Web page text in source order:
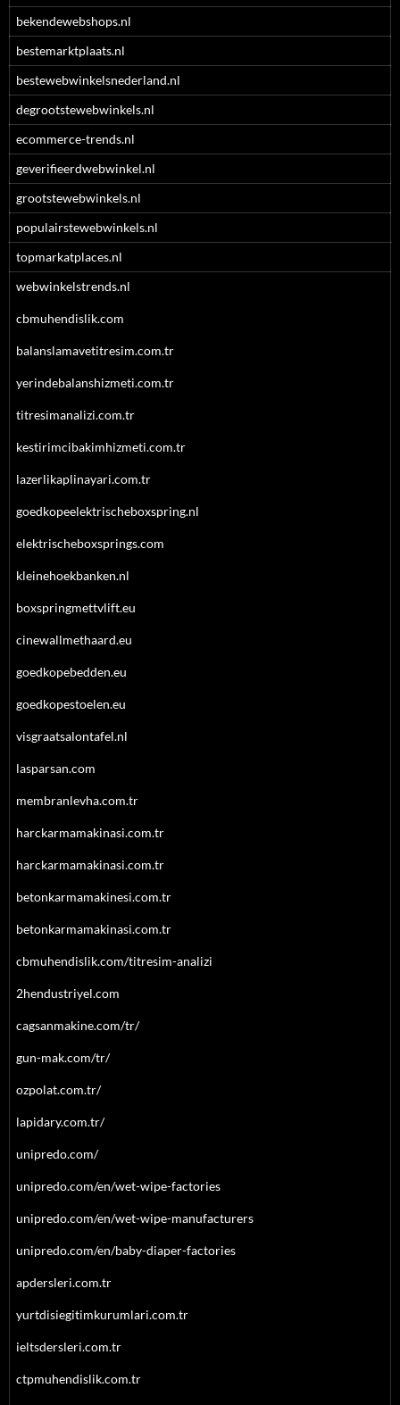
bekendewebshops.nl
bestemarktplaats.nl
bestewebwinkelsnederland.nl
degrootstewebwinkels.nl
ecommerce-trends.nl
geverifieerdwebwinkel.nl
grootstewebwinkels.nl
populairstewebwinkels.nl
topmarkatplaces.nl
webwinkelstrends.nl
cbmuhendislik.com
balanslamavetitresim.com.tr
yerindebalanshizmeti.com.tr
titresimanalizi.com.tr
kestirimcibakimhizmeti.com.tr
lazerlikaplinayari.com.tr
goedkopeelektrischeboxspring.nl
elektrischeboxsprings.com
kleinehoekbanken.nl
boxspringmettvlift.eu
cinewallmethaard.eu
goedkopebedden.eu
goedkopestoelen.eu
visgraatsalontafel.nl
lasparsan.com
membranlevha.com.tr
harckarmamakinasi.com.tr
harckarmamakinasi.com.tr
betonkarmamakinesi.com.tr
betonkarmamakinasi.com.tr
cbmuhendislik.com/titresim-analizi
2hendustriyel.com
cagsanmakine.com/tr/
gun-mak.com/tr/
ozpolat.com.tr/
lapidary.com.tr/
unipredo.com/
unipredo.com/en/wet-wipe-factories
unipredo.com/en/wet-wipe-manufacturers
unipredo.com/en/baby-diaper-factories
apdersleri.com.tr
yurtdisiegitimkurumlari.com.tr
ieltsdersleri.com.tr
ctpmuhendislik.com.tr